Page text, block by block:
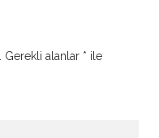
Gerekli alanlar * ile